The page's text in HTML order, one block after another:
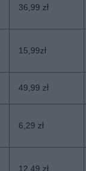
36,99 zł
15,99zł
49,99 zł
6,29 zł
12,49 zł